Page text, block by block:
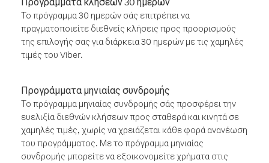
Το πρόγραμμα 30 ημερών σάς επιτρέπει να
πραγματοποιείτε διεθνείς κλήσεις προς προορισμούς
της επιλογής σας για διάρκεια 30 ημερών με τις χαμηλές
τιμές του Viber.
Προγράμματα μηνιαίας συνδρομής
Το πρόγραμμα μηνιαίας συνδρομής σάς προσφέρει την
ευελιξία διεθνών κλήσεων προς σταθερά και κινητά σε
χαμηλές τιμές, χωρίς να χρειάζεται κάθε φορά ανανέωση
του προγράμματος. Με το πρόγραμμα μηνιαίας
συνδρομής μπορείτε να εξοικονομείτε χρήματα στις